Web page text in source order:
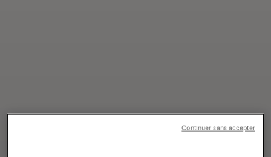
Continuer sans accepter